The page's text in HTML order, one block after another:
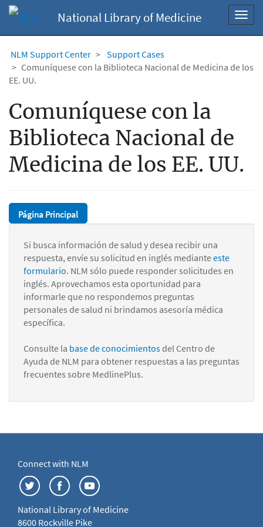
National Library of Medicine
NLM Support Center
Support Cases
Comuníquese con la Biblioteca Nacional de Medicina de los
EE. UU.
Comuníquese con la
Biblioteca Nacional de
Medicina de los EE. UU.
Página Principal
Si busca información de salud y desea recibir una
respuesta, envíe su solicitud en inglés medianteeste
formulario. NLM sólo puede responder solicitudes en
inglés. Aprovechamos esta oportunidad para
informarle que no respondemos preguntas
personales de salud ni brindamos asesoría médica
específica.
Consulte la base de conocimientosdel Centro de
Ayuda de NLM para obtener respuestas a las preguntas
frecuentes sobre MedlinePlus.
Connect with NLM
National Library of Medicine
8600 Rockville Pike